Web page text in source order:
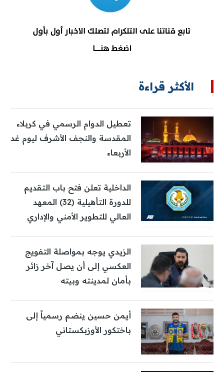
الأكثر قراءة
تعطيل الدوام الرسمي في كربلاء
المقدسة والنجف الأشرف ليوم غد
الأربعاء
الداخلية تعلن فتح باب التقديم
للدورة التأهيلية (32) المعهد
العالي للتطوير الأمني والإداري
الزيدي يوجه بمواصلة التفويج
العكسي إلى أن يصل آخر زائر
بأمان لمدينته وبيته
أيمن حسين ينضم رسمياً إلى
باختكور الأوزبكستاني